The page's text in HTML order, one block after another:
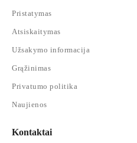
Pristatymas
Atsiskaitymas
Užsakymo informacija
Grąžinimas
Privatumo politika
Naujienos
Kontaktai